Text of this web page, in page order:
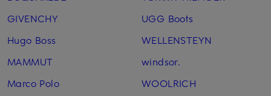
GIVENCHY
Hugo Boss
MAMMUT
Marco Polo
UGG Boots
WELLENSTEYN
windsor.
WOOLRICH